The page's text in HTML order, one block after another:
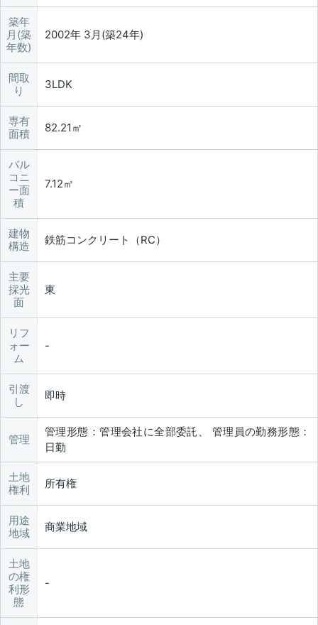
築年
月(築
年数)
2002年 3月(築24年)
間取
り
3LDK
専有
面積
82.21㎡
バル
コニ
ー面
積
7.12㎡
建物
構造
鉄筋コンクリート（RC）
主要
採光
面
東
リフ
ォー
ム
引渡
し
即時
管理
管理形態：管理会社に全部委託、 管理員の勤務形態：
日勤
土地
権利
所有権
用途
地域
商業地域
土地
の権
利形
態